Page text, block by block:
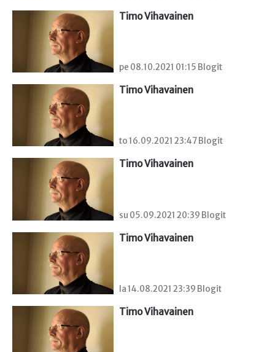
Timo Vihavainen
pe 08.10.2021 01:15 Blogit
Timo Vihavainen
to 16.09.2021 23:47 Blogit
Timo Vihavainen
su 05.09.2021 20:39 Blogit
Timo Vihavainen
la 14.08.2021 23:39 Blogit
Timo Vihavainen